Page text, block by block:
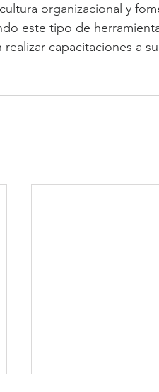
organizacional y
este tipo de
capacitaciones a